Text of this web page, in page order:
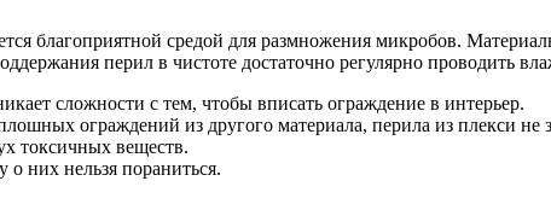
благоприятной средой для размножения микробов.
перил в чистоте достаточно регулярно проводить
сложности с тем, чтобы вписать ограждение в интерьер.
ограждений из другого материала, перила из плекси не
токсичных веществ.
о них нельзя пораниться.